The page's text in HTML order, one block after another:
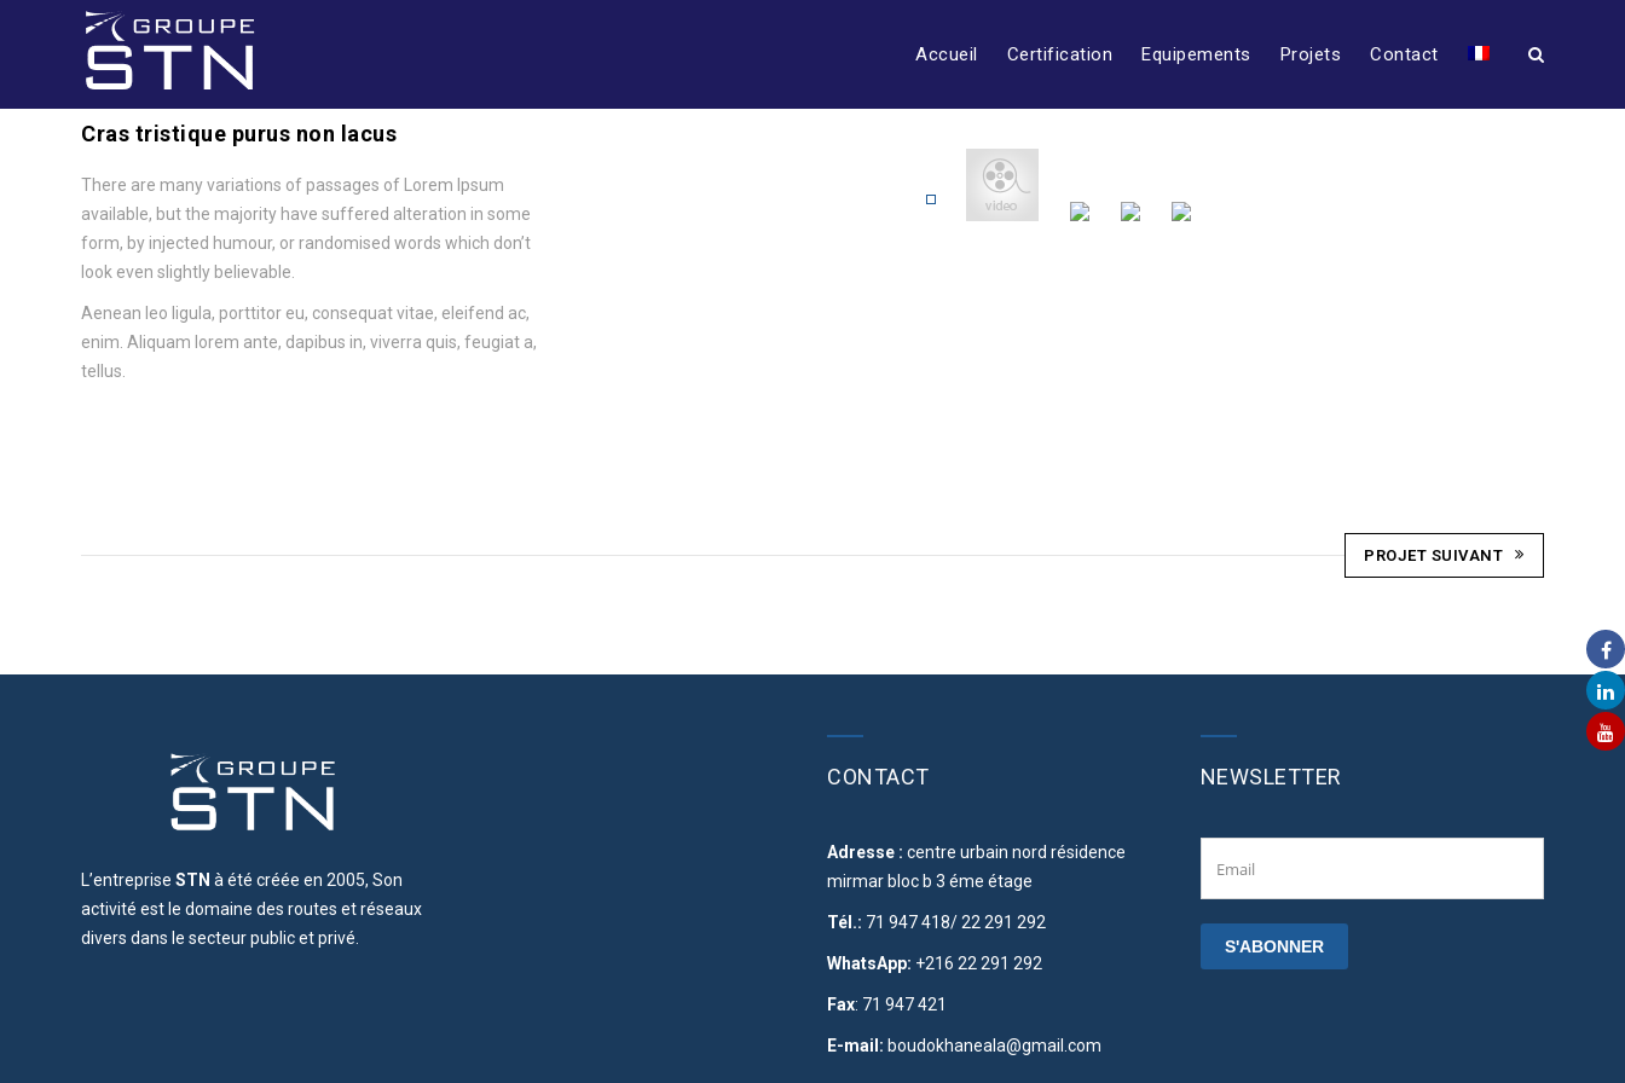
Accueil Certification Equipements Projets Contact
Cras tristique purus non lacus
There are many variations of passages of Lorem Ipsum
available, but the majority have suffered alteration in some
form, by injected humour, or randomised words which don’t
look even slightly believable.
Aenean leo ligula, porttitor eu, consequat vitae, eleifend ac,
enim. Aliquam lorem ante, dapibus in, viverra quis, feugiat a,
tellus.
PROJET SUIVANT
L’entrepriseSTN à été créée en 2005, Son
activité est le domaine des routes et réseaux
divers dans le secteur public et privé.
CONTACT
Adresse : centre urbain nord résidence
mirmar bloc b 3 éme étage
Tél.: 71 947 418/ 22 291 292
WhatsApp: +216 22 291 292
Fax: 71 947 421
E-mail: boudokhaneala@gmail.com
NEWSLETTER